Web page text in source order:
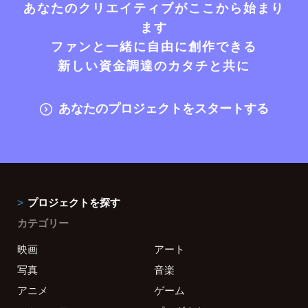
あなたのクリエイティブがここから始まり
ます
ファンと一緒に自由に創作できる
新しい資金調達のカタチと共に
あなたのプロジェクトをスタートする
プロジェクトを探す
カテゴリー
映画
アート
写真
音楽
アニメ
ゲーム